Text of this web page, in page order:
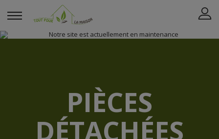
PIÈCES
DÉTACHÉES